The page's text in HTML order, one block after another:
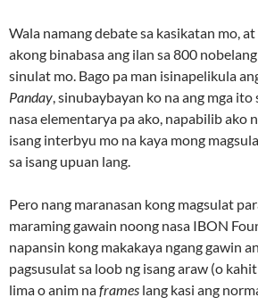
Wala namang debate sa kasikatan mo,
akong binabasa ang ilan sa 800
sinulat mo. Bago pa man isinapelikula
Panday, sinubaybayan ko na ang mga
nasa elementarya pa ako, napabilib ako
isang interbyu mo na kaya mong
sa isang upuan lang.
Pero nang maranasan kong magsulat
maraming gawain noong nasa IBON
napansin kong makakaya ngang gawin
pagsusulat sa loob ng isang araw (o
lima o anim naframes lang kasi ang